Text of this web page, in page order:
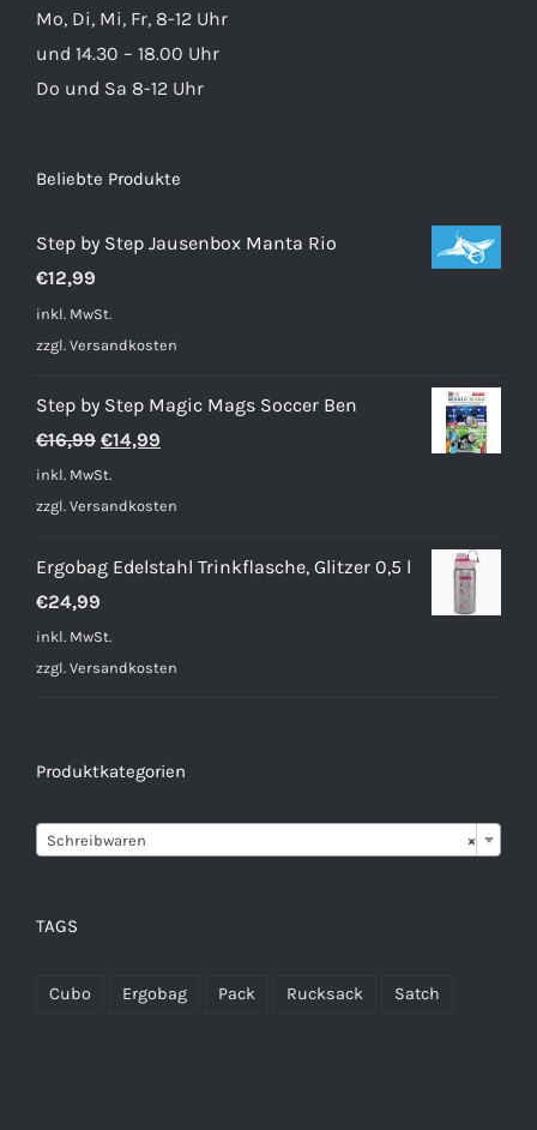
Mo, Di, Mi, Fr, 8-12 Uhr
und 14.30 – 18.00 Uhr
Do und Sa 8-12 Uhr
Beliebte Produkte
Step by Step Jausenbox Manta Rio
€12,99
inkl. MwSt.
zzgl. Versandkosten
Step by Step Magic Mags Soccer Ben
€16,99 Ursprünglicher
Preis
war:
€14,99
ist:
inkl. MwSt.
zzgl. Versandkosten
Ergobag Edelstahl Trinkflasche, Glitzer 0,5 l
€24,99
inkl. MwSt.
zzgl. Versandkosten
Produktkategorien
×
Schreibwaren
TAGS
Cubo Ergobag Pack Rucksack Satch